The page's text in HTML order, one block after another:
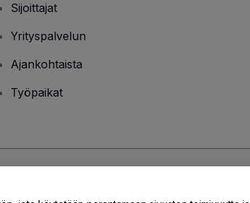
Sijoittajat
Yrityspalvelun
Ajankohtaista
Työpaikat